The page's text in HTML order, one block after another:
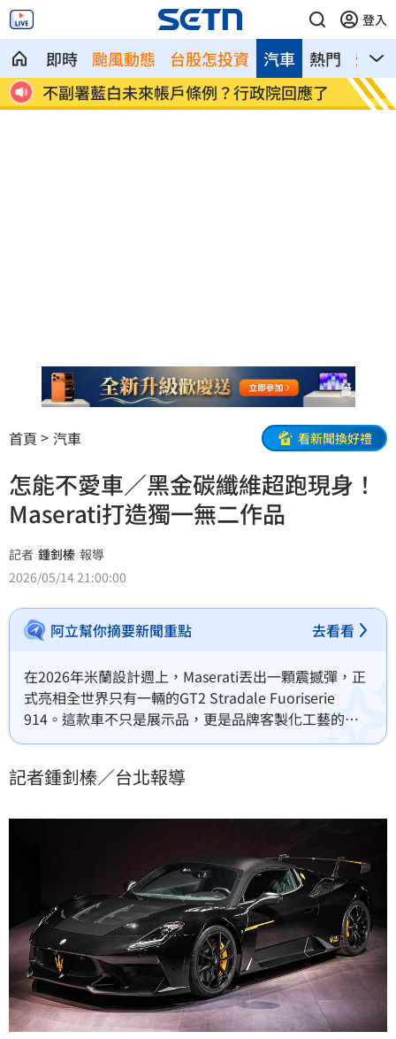
登入
即時 颱風動態 台股怎投資 熱門 影音
汽車
片
不副署藍白未來帳戶條例？行政院回應了
群聯7
4500%
首頁 汽車 看新聞換好禮
怎能不愛車／黑金碳纖維超跑現身！
Maserati打造獨一無二作品
記者 鍾釗榛 報導
2026/05/14 21:00:00
阿立幫你摘要新聞重點 去看看
在2026年米蘭設計週上，Maserati丟出一顆震撼彈，正
式亮相全世界只有一輛的GT2 Stradale Fuoriserie
914。這款車不只是展示品，更是品牌客製化工藝的極
致示範，由全新Bottega Fuoriserie部門操刀打造，鎖定
記者鍾釗榛／台北報導